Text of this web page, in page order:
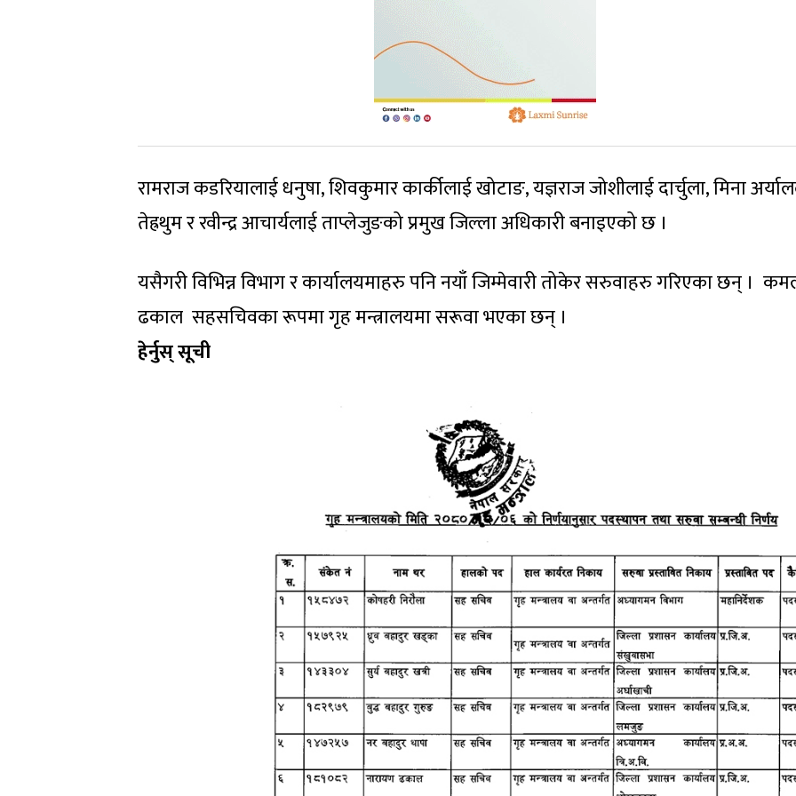
रामराज कडरियालाई धनुषा, शिवकुमार कार्कीलाई खोटाङ, यज्ञराज जोशीलाई दार्चुला, मिना
तेह्रथुम र रवीन्द्र आचार्यलाई ताप्लेजुङको प्रमुख जिल्ला अधिकारी बनाइएको छ ।
यसैगरी विभिन्न विभाग र कार्यालयमाहरु पनि नयाँ जिम्मेवारी तोकेर सरुवाहरु गरिएका छन् ।
ढकाल सहसचिवका रूपमा गृह मन्त्रालयमा सरूवा भएका छन् ।
हेर्नुस् सूची